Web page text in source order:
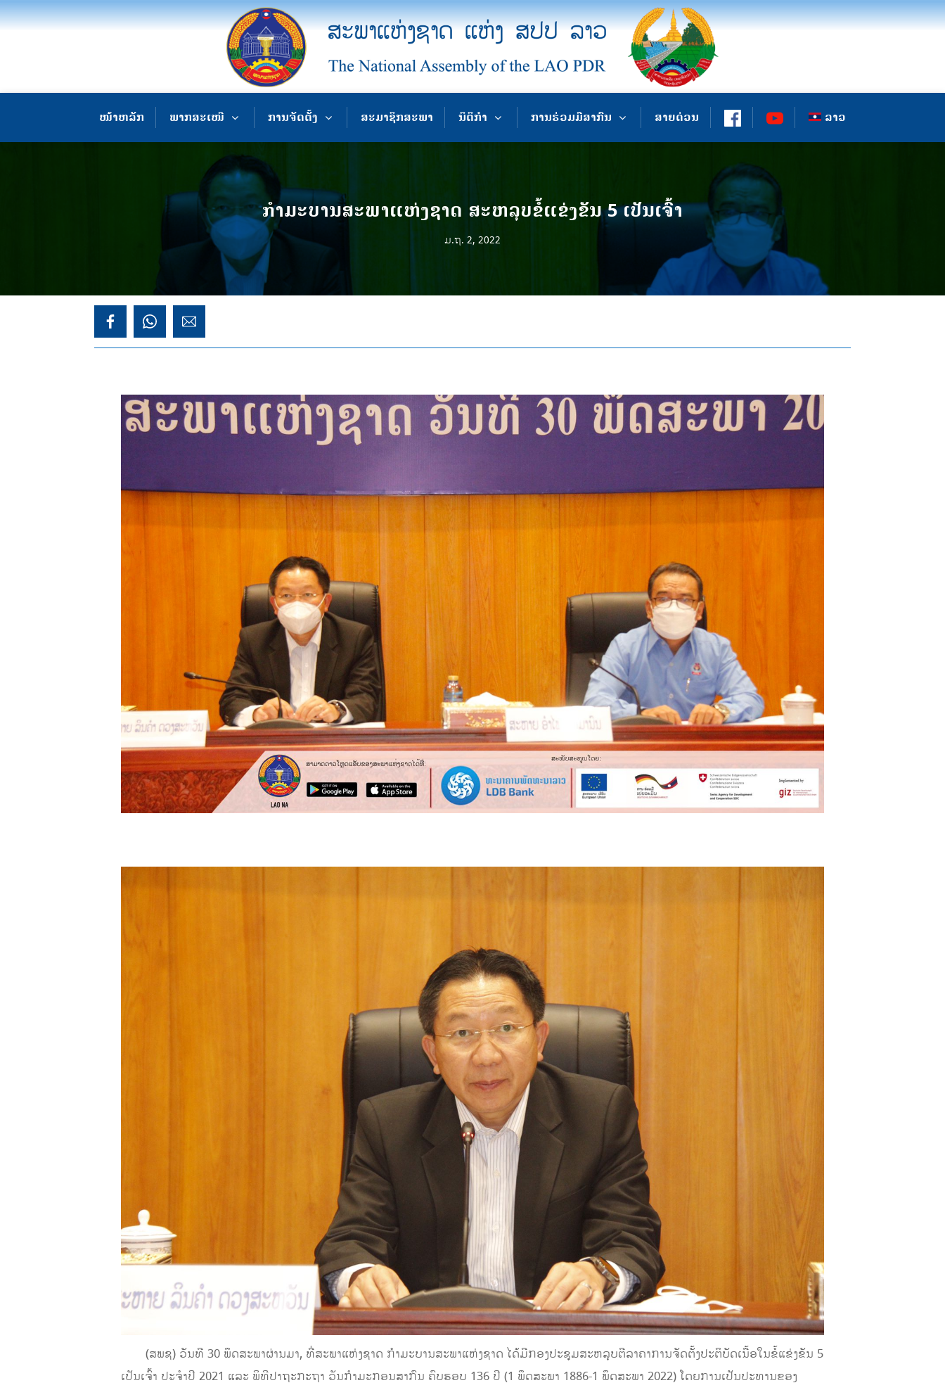
ໜ້າຫລັກ ພາກສະເໜີ ການຈັດຕັ້ງ ສະມາຊິກສະພາ ນິຕິກຳ ການຮ່ວມມືສາກົນ ສາຍດ່ວນ ລາວ
ກຳມະບານສະພາແຫ່ງຊາດ ສະຫລຸບຂໍ້ແຂ່ງຂັນ 5 ເປັນເຈົ້າ
ມ.ຖ. 2, 2022
(ສພຊ) ວັນທີ 30 ພຶດສະພາຜ່ານມາ, ທີ່ສະພາແຫ່ງຊາດ ກຳມະບານສະພາແຫ່ງຊາດ ໄດ້ມີກອງປະຊຸມສະຫລຸບຕີລາຄາການຈັດຕັ້ງປະຕິບັດເນື້ອໃນຂໍ້ແຂ່ງຂັນ 5
ເປັນເຈົ້າ ປະຈຳປີ 2021 ແລະ ພິທີປາຖະກະຖາ ວັນກຳມະກອນສາກົນ ຄົບຮອບ 136 ປີ (1 ພຶດສະພາ 1886-1 ພຶດສະພາ 2022) ໂດຍການເປັນປະທານຂອງ